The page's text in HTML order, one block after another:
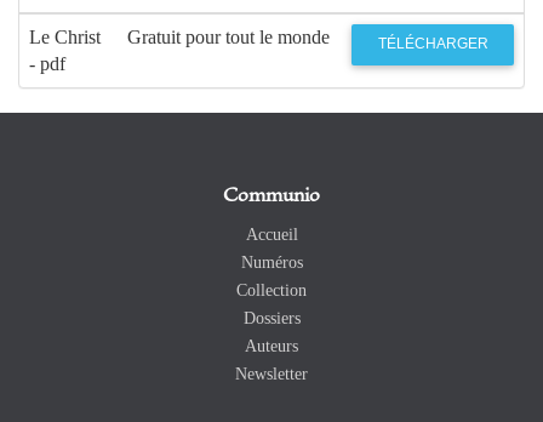
Le Christ
- pdf
Gratuit pour tout le monde TÉLÉCHARGER
Communio
Accueil
Numéros
Collection
Dossiers
Auteurs
Newsletter